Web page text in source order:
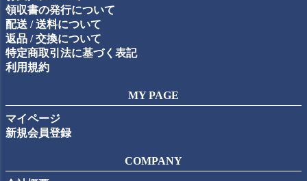
領収書の発行について
配送 / 送料について
返品 / 交換について
特定商取引法に基づく表記
利用規約
MY PAGE
マイページ
新規会員登録
COMPANY